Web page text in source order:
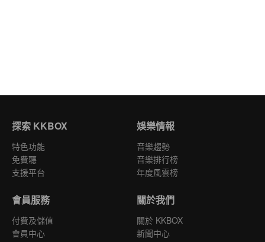
探索 KKBOX
特色功能
免費聽
支援平台
娛樂情報
音樂趨勢
音樂排行榜
年度風雲榜
會員服務
付費及儲值
會員中心
關於我們
關於 KKBOX
新聞中心